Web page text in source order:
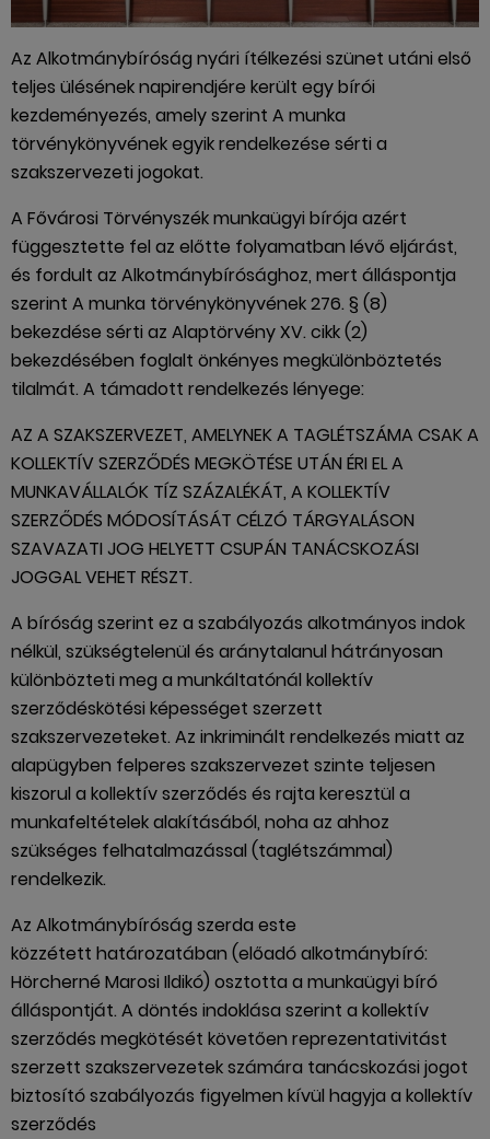
Az Alkotmánybíróság nyári ítélkezési szünet utáni első
teljes ülésének napirendjére került egy bírói
kezdeményezés, amely szerint A munka
törvénykönyvének egyik rendelkezése sérti a
szakszervezeti jogokat.
A Fővárosi Törvényszék munkaügyi bírója azért
függesztette fel az előtte folyamatban lévő eljárást,
és fordult az Alkotmánybírósághoz, mert álláspontja
szerint A munka törvénykönyvének 276. § (8)
bekezdése sérti az Alaptörvény XV. cikk (2)
bekezdésében foglalt önkényes megkülönböztetés
tilalmát. A támadott rendelkezés lényege:
AZ A SZAKSZERVEZET, AMELYNEK A TAGLÉTSZÁMA CSAK A
KOLLEKTÍV SZERZŐDÉS MEGKÖTÉSE UTÁN ÉRI EL A
MUNKAVÁLLALÓK TÍZ SZÁZALÉKÁT, A KOLLEKTÍV
SZERZŐDÉS MÓDOSÍTÁSÁT CÉLZÓ TÁRGYALÁSON
SZAVAZATI JOG HELYETT CSUPÁN TANÁCSKOZÁSI
JOGGAL VEHET RÉSZT.
A bíróság szerint ez a szabályozás alkotmányos indok
nélkül, szükségtelenül és aránytalanul hátrányosan
különbözteti meg a munkáltatónál kollektív
szerződéskötési képességet szerzett
szakszervezeteket. Az inkriminált rendelkezés miatt az
alapügyben felperes szakszervezet szinte teljesen
kiszorul a kollektív szerződés és rajta keresztül a
munkafeltételek alakításából, noha az ahhoz
szükséges felhatalmazással (taglétszámmal)
rendelkezik.
Az Alkotmánybíróság szerda este
közzétett határozatában (előadó alkotmánybíró:
Hörcherné Marosi Ildikó) osztotta a munkaügyi bíró
álláspontját. A döntés indoklása szerint a kollektív
szerződés megkötését követően reprezentativitást
szerzett szakszervezetek számára tanácskozási jogot
biztosító szabályozás figyelmen kívül hagyja a kollektív
szerződés